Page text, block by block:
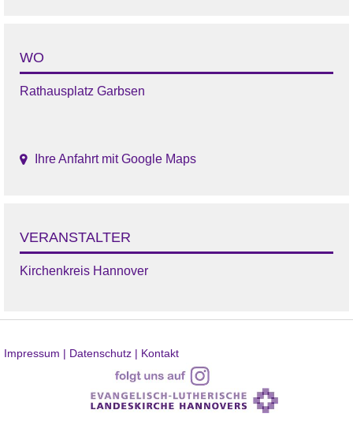
WO
Rathausplatz Garbsen
Ihre Anfahrt mit Google Maps
VERANSTALTER
Kirchenkreis Hannover
Impressum | Datenschutz | Kontakt